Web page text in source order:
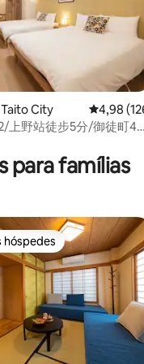
de 5, 101 avaliações
City 4,98 de
4,98
上野站徒步5分/御徒町4
para famílias
hóspedes
hóspedes